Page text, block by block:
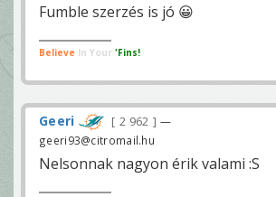
Fumble szerzés is jó 😀
Believe In Your 'Fins!
Geeri 2 962
—
geeri93@citromail.hu
Nelsonnak nagyon érik valami :S